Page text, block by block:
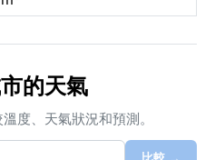
的天氣
度、天氣狀況和預測。